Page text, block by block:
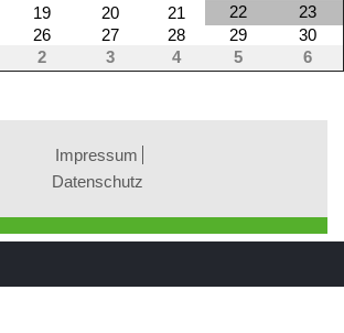
19 20 21 22
23
26 27 28 29
30
2 3 4 5 6
Impressum
Datenschutz